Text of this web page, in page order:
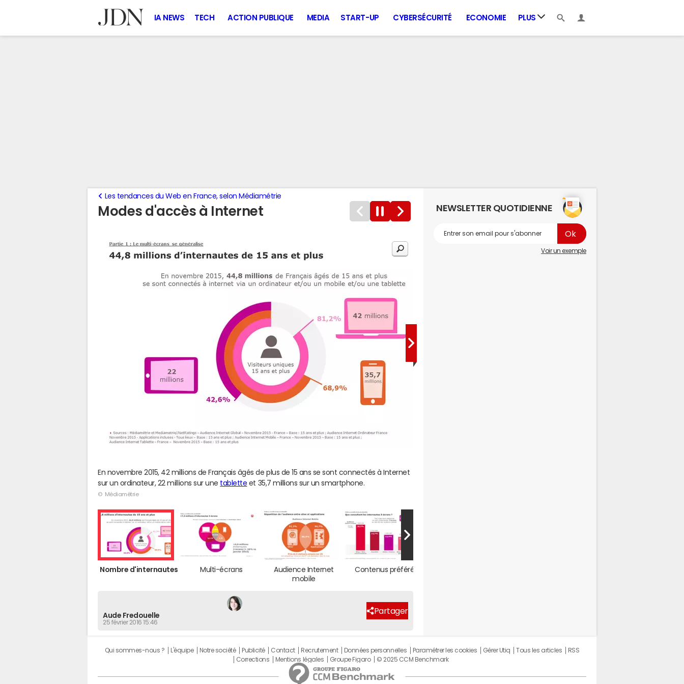
IA NEWS TECH ACTION PUBLIQUE MEDIA START-UP CYBERSÉCURITÉ ECONOMIE PLUS
Modes d'accès à Internet
Les tendances du Web en France, selon Médiamétrie
En novembre 2015, 42 millions de Français âgés de plus de 15 ans se sont connectés à Internet
sur un ordinateur, 22 millions sur une tablette et 35,7 millions sur un smartphone.
© Médiamétrie
Nombre d'internautes Multi-écrans
Audience Internet
mobile
Contenus préférés
Aude Fredouelle
25 février 2016 15:46
Partager
NEWSLETTER QUOTIDIENNE
Voir un exemple
Qui sommes-nous ? L'équipe Notre société Publicité Contact Recrutement Données personnelles Paramétrer les cookies Gérer Utiq Tous les articles
RSS
Corrections
Mentions légales Groupe Figaro © 2025 CCM Benchmark